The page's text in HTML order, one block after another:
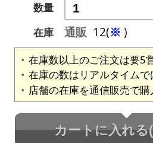
数量
在庫
通販 12(※ )
在庫数以上のご注文は要5
在庫の数はリアルタイムで
店舗の在庫を通信販売で購
カートに入れる